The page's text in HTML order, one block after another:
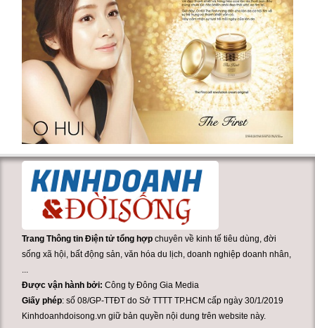
Trang Thông tin Điện tử tổng hợp chuyên về kinh tế tiêu dùng, đời
sống xã hội, bất động sản, văn hóa du lịch, doanh nghiệp doanh nhân,
Được vận hành bởi:Công ty Đông Gia Media
Giấy phép: số 08/GP-TTĐT do Sở TTTT TP.HCM cấp ngày 30/1/2019
Kinhdoanhdoisong.vn giữ bản quyền nội dung trên website này.